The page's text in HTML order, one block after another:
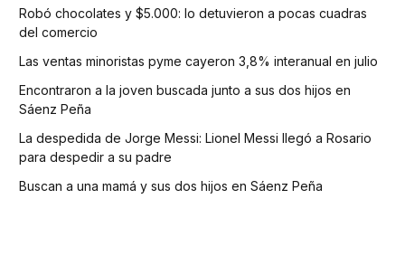
Robó chocolates y $5.000: lo detuvieron a pocas cuadras
del comercio
Las ventas minoristas pyme cayeron 3,8% interanual en julio
Encontraron a la joven buscada junto a sus dos hijos en
Sáenz Peña
La despedida de Jorge Messi: Lionel Messi llegó a Rosario
para despedir a su padre
Buscan a una mamá y sus dos hijos en Sáenz Peña